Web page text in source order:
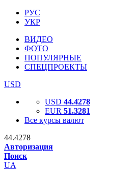
РУС
УКР
ВИДЕО
ФОТО
ПОПУЛЯРНЫЕ
СПЕЦПРОЕКТЫ
USD
USD 44.4278
EUR 51.3281
Все курсы валют
44.4278
Авторизация
Поиск
UA